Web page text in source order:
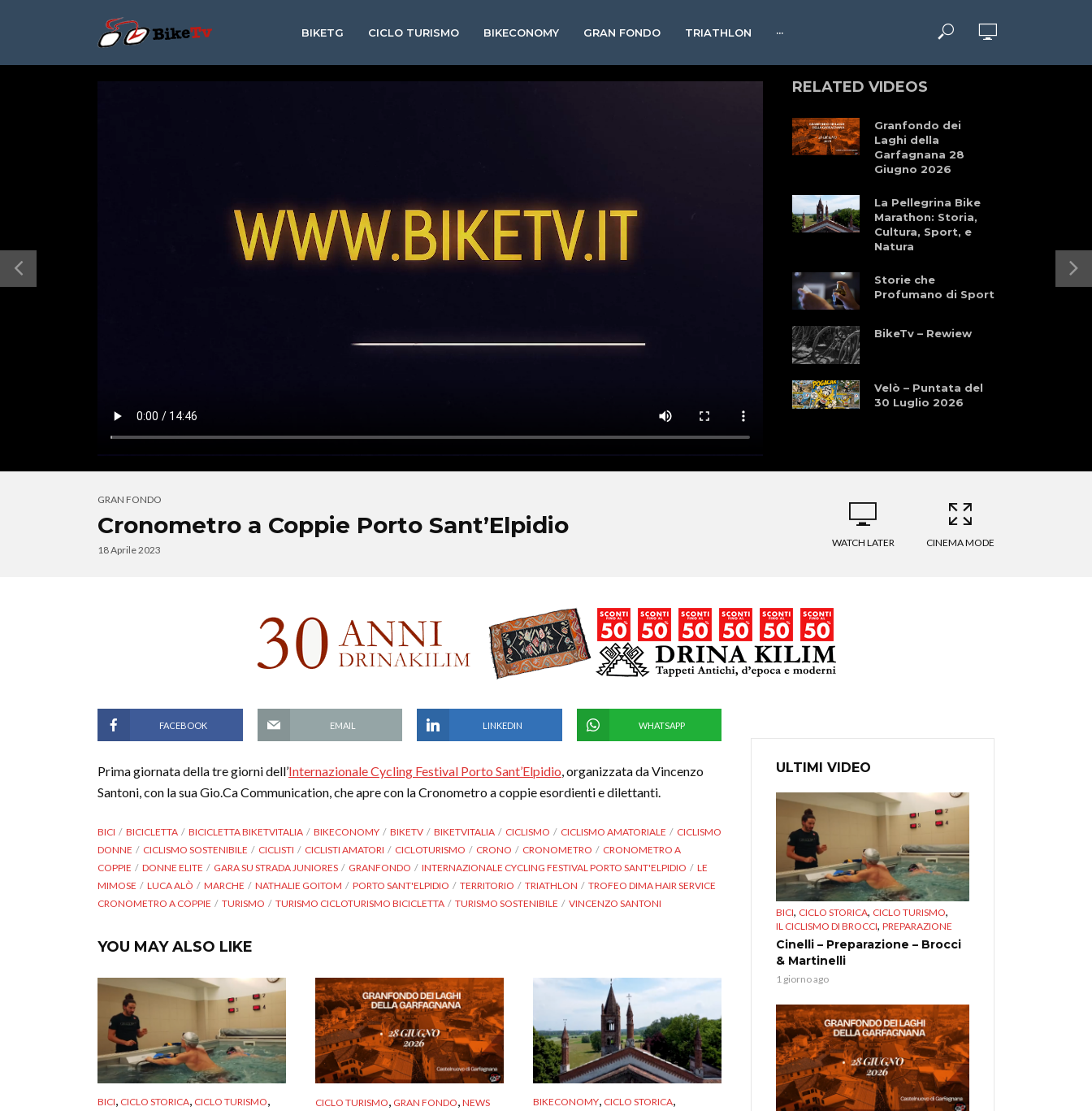
BIKETG CICLO TURISMO BIKECONOMY GRAN FONDO TRIATHLON ···
RELATED VIDEOS
Granfondo dei
Laghi della
Garfagnana 28
Giugno 2026
La Pellegrina Bike
Marathon: Storia,
Cultura, Sport, e
Natura
Storie che
Profumano di Sport
BikeTv – Rewiew
Velò – Puntata del
30 Luglio 2026
GRAN FONDO
Cronometro a Coppie Porto Sant’Elpidio
18 Aprile 2023
WATCH LATER CINEMA MODE
FACEBOOK EMAIL LINKEDIN WHATSAPP
Prima giornata della tre giorni dell’Internazionale Cycling Festival Porto Sant’Elpidio, organizzata da Vincenzo
Santoni, con la sua Gio.Ca Communication, che apre con la Cronometro a coppie esordienti e dilettanti.
BICI BICICLETTA BICICLETTA BIKETVITALIA BIKECONOMY BIKETV BIKETVITALIA CICLISMO CICLISMO AMATORIALE
CICLISMO
DONNE
CICLISMO SOSTENIBILE CICLISTI CICLISTI AMATORI CICLOTURISMO CRONO CRONOMETRO
CRONOMETRO A
COPPIE
DONNE ELITE GARA SU STRADA JUNIORES GRANFONDO INTERNAZIONALE CYCLING FESTIVAL PORTO SANT'ELPIDIO
LE
MIMOSE
LUCA ALÒ MARCHE NATHALIE GOITOM PORTO SANT'ELPIDIO TERRITORIO TRIATHLON
TROFEO DIMA HAIR SERVICE
CRONOMETRO A COPPIE
TURISMO TURISMO CICLOTURISMO BICICLETTA TURISMO SOSTENIBILE VINCENZO SANTONI
YOU MAY ALSO LIKE
BICI, CICLO STORICA, CICLO TURISMO, CICLO TURISMO, GRAN FONDO, NEWS BIKECONOMY, CICLO STORICA,
ULTIMI VIDEO
BICI, CICLO STORICA, CICLO TURISMO,
IL CICLISMO DI BROCCI, PREPARAZIONE
Cinelli – Preparazione – Brocci
& Martinelli
1 giorno ago